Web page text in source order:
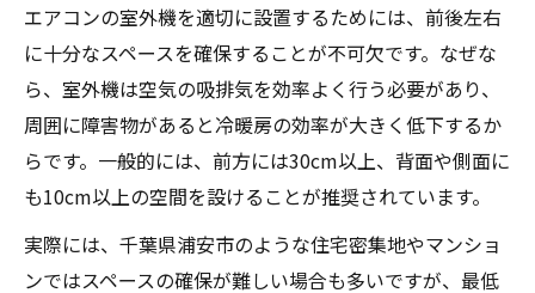
エアコンの室外機を適切に設置するためには、前後左右
に十分なスペースを確保することが不可欠です。なぜな
ら、室外機は空気の吸排気を効率よく行う必要があり、
周囲に障害物があると冷暖房の効率が大きく低下するか
らです。一般的には、前方には30cm以上、背面や側面に
も10cm以上の空間を設けることが推奨されています。
実際には、千葉県浦安市のような住宅密集地やマンショ
ンではスペースの確保が難しい場合も多いですが、最低